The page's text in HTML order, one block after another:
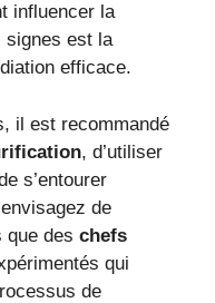
influencer la
signes est la
efficace.
il est recommandé
, d’utiliser
s’entourer
de
que des chefs
qui
de